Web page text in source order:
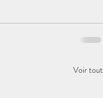
Voir tout